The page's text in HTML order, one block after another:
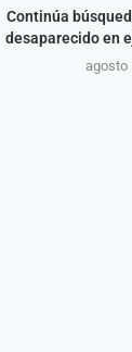
Continúa
desaparecido en
agosto